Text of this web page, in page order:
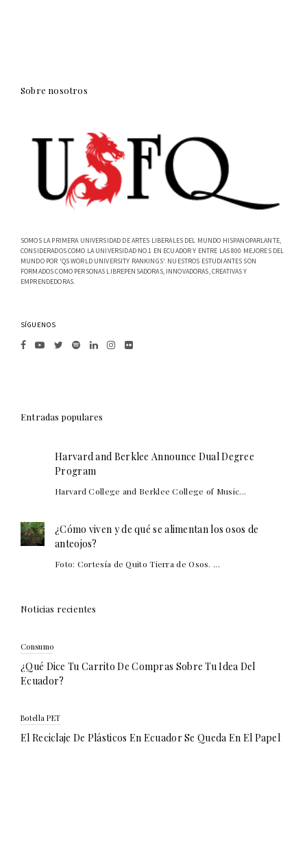
Sobre nosotros
SOMOS LA PRIMERA UNIVERSIDAD DE ARTES LIBERALES DEL MUNDO HISPANOPARLANTE,
CONSIDERADOS COMO LA UNIVERSIDAD NO.1 EN ECUADOR Y ENTRE LAS 800 MEJORES DEL
MUNDO POR 'QS WORLD UNIVERSITY RANKINGS'. NUESTROS ESTUDIANTES SON
FORMADOS COMO PERSONAS LIBREPENSADORAS, INNOVADORAS, CREATIVAS Y
EMPRENDEDORAS.
SÍGUENOS
Entradas populares
Harvard and Berklee Announce Dual Degree
Program
Harvard College and Berklee College of Music...
¿Cómo viven y de qué se alimentan los osos de
anteojos?
Foto: Cortesía de Quito Tierra de Osos. ...
Noticias recientes
Consumo
¿Qué Dice Tu Carrito De Compras Sobre Tu Idea Del
Ecuador?
Botella PET
El Reciclaje De Plásticos En Ecuador Se Queda En El Papel